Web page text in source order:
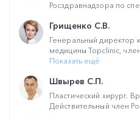
Росздравнадзора по
Грищенко С.В.
Генеральный директор
медицины Topclinic,
Показать ещё
Швырев С.П.
Пластический хирург.
Действительный член